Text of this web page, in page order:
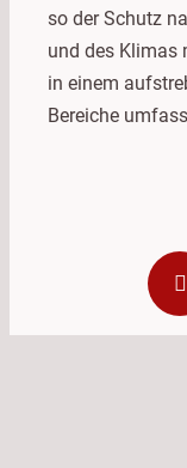
so der Schutz
und des Klimas
in einem
Bereiche